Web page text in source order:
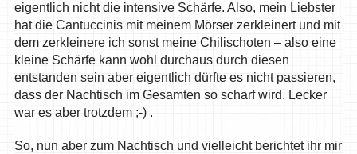
eigentlich nicht die intensive Schärfe. Also, mein Liebster
hat die Cantuccinis mit meinem Mörser zerkleinert und mit
dem zerkleinere ich sonst meine Chilischoten – also eine
kleine Schärfe kann wohl durchaus durch diesen
entstanden sein aber eigentlich dürfte es nicht passieren,
dass der Nachtisch im Gesamten so scharf wird. Lecker
war es aber trotzdem ;-) .
So, nun aber zum Nachtisch und vielleicht berichtet ihr mir